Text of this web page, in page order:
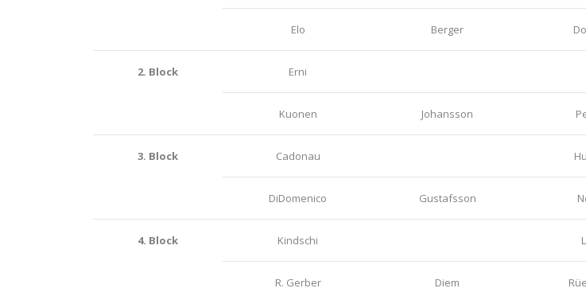
Elo Berger
2. Block Erni
Kuonen Johansson
3. Block Cadonau
DiDomenico Gustafsson
4. Block Kindschi
R. Gerber Diem